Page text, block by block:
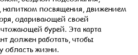
напитком посвящения, движением
одаривающей своей
бурей. Эта карта
должен работать, чтобы
область жизни.